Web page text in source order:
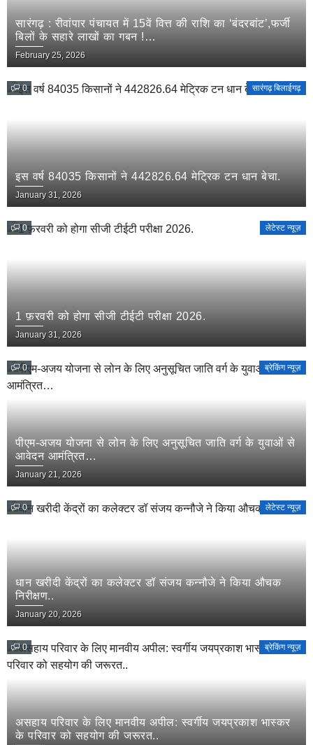
सारंगढ़ : रीवांपार पंचायत में 15वें वित्त की राशि का ‘बंदरबांट’,फर्जी
बिलों के सहारे लाखों का गबन !…
February 25, 2026
0 सारंगढ़ बिलाईगढ़
इस वर्ष 84035 किसानों ने 442826.64 मेट्रिक टन धान बेचा.
January 31, 2026
0 लेटेस्ट न्यूज़
1 फ़रवरी को होगा सीजी टीईटी परीक्षा 2026.
January 31, 2026
0 ब्रेकिंग न्यूज़
पीएम-अजय योजना से लोन के लिए अनुसूचित जाति वर्ग के युवाओं से
आवेदन आमंत्रित…
January 21, 2026
0 लेटेस्ट न्यूज़
धान खरीदी केंद्रों का कलेक्टर डॉ संजय कन्नौजे ने किया औचक
निरीक्षण..
January 20, 2026
0 ब्रेकिंग न्यूज़
असहाय परिवार के लिए मानवीय अपील: स्वर्गीय जयप्रकाश भास्कर
के परिवार को सहयोग की जरूरत..